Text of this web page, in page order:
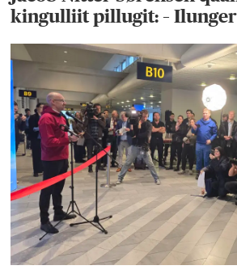
kingulliit pillugit: –